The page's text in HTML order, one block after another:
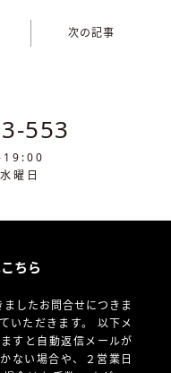
次の記事
553
19:00
曜日
ちら
したお問合せにつきま
いただきます。 以下メ
すと自動返信メールが
ない場合や、
２営業日